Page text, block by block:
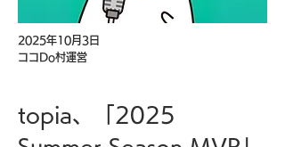
2025年10月3日
ココDo村運営
topia、「2025